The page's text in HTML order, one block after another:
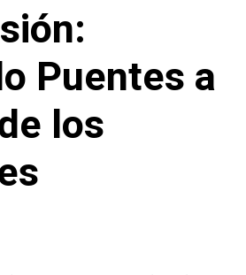
Puentes a
los